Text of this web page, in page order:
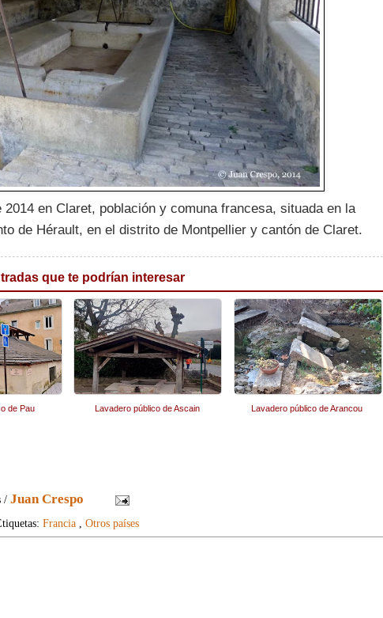
en Claret, población y comuna francesa, situada en la
de Hérault, en el distrito de Montpellier y cantón de Claret.
que te podrían interesar
de Pau Lavadero público de Ascain Lavadero público de Arancou
/Juan Crespo
Francia Otros países